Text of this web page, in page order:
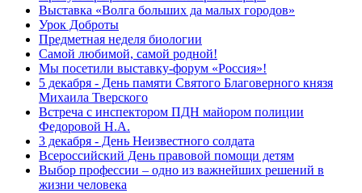
Выставка «Волга больших да малых городов»
Урок Доброты
Предметная неделя биологии
Самой любимой, самой родной!
Мы посетили выставку-форум «Россия»!
5 декабря - День памяти Святого Благоверного князя
Михаила Тверского
Встреча с инспектором ПДН майором полиции
Федоровой Н.А.
3 декабря - День Неизвестного солдата
Всероссийский День правовой помощи детям
Выбор профессии – одно из важнейших решений в
жизни человека